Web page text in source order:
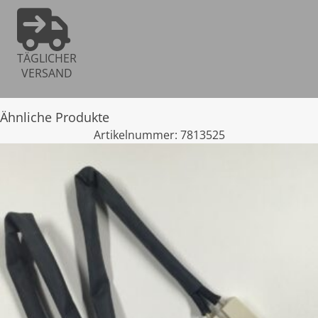
TÄGLICHER
VERSAND
Ähnliche Produkte
Artikelnummer: 7813525